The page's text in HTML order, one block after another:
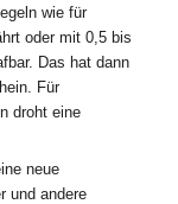
wie für
oder mit 0,5 bis
Das hat dann
Für
droht eine
neue
und andere